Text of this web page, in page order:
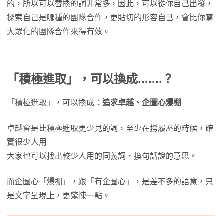
的，所以可以替換的詞非常多，因此，可以從你自己出發，
探索自己是哪種的團隊合作，更貼切的形容自己，會比你寫
大眾化的團隊合作來得有效。
「積極進取」，可以換成.......？
「積極進取」，可以換成： 追求卓越、企圖心爆棚
卓越會是比積極進取更少見的詞，至少在撈履歷的時候，確
實很少人用
大家也可以找出較少人用的同義詞，換句話說的意思。
而企圖心「爆棚」，跟「有企圖心」，是差不多的語意，只
是文字呈現上，更驚悚一點。